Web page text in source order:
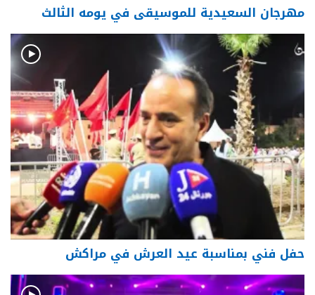
مهرجان السعيدية للموسيقى في يومه الثالث
حفل فني بمناسبة عيد العرش في مراكش